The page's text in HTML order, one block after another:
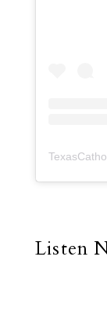
Listen